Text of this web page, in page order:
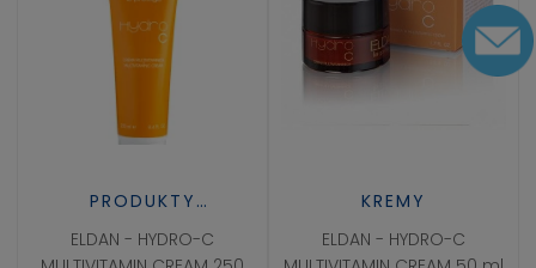
PRODUKTY
PROFESJONALNE
ELDAN - HYDRO-C
KREMY
ELDAN - HYDRO-C